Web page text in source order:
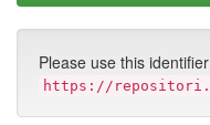
Please use this
https://